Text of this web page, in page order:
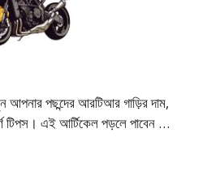
পছন্দের আরটিআর গাড়ির দাম,
এই আর্টিকেল পড়লে পাবেন …